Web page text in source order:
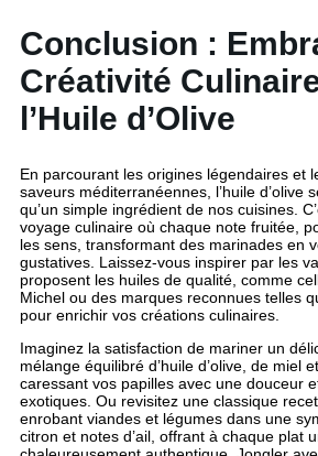
Conclusion :
Créativité
l’Huile d’Olive
En parcourant les origines légendaires et
saveurs méditerranéennes, l’huile d’olive
qu’un simple ingrédient de nos cuisines.
voyage culinaire où chaque note fruitée,
les sens, transformant des marinades en
gustatives. Laissez-vous inspirer par les
proposent les huiles de qualité, comme
Michel ou des marques reconnues telles
pour enrichir vos créations culinaires.
Imaginez la satisfaction de mariner un
mélange équilibré d’huile d’olive, de miel
caressant vos papilles avec une douceur
exotiques. Ou revisitez une classique
enrobant viandes et légumes dans une
citron et notes d’ail, offrant à chaque plat